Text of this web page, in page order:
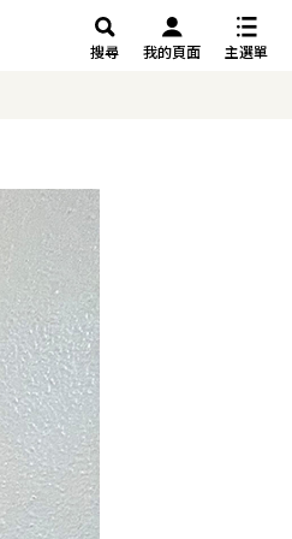
搜尋 我的頁面 主選單